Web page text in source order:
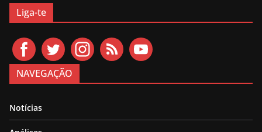
Liga-te
NAVEGAÇÃO
Notícias